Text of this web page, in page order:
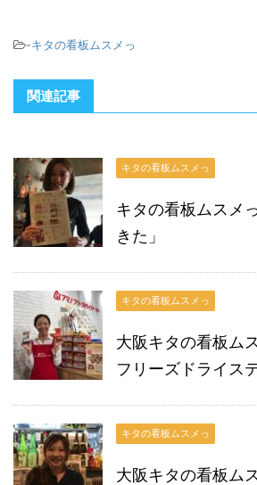
-キタの看板ムスメっ
関連記事
キタの看板ムスメっ
キタの看板ムスメ
きた」
キタの看板ムスメっ
大阪キタの看板ム
フリーズドライス
キタの看板ムスメっ
大阪キタの看板ム